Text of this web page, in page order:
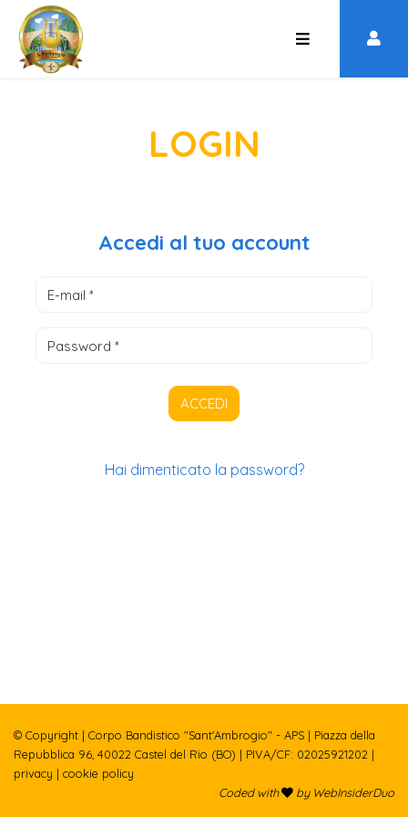
LOGIN
Accedi al tuo account
ACCEDI
Hai dimenticato la password?
© Copyright | Corpo Bandistico "Sant'Ambrogio" - APS | Piazza della
Repubblica 96, 40022 Castel del Rio (BO) | PIVA/CF: 02025921202 |
privacy | cookie policy
Coded with
by WebInsiderDuo